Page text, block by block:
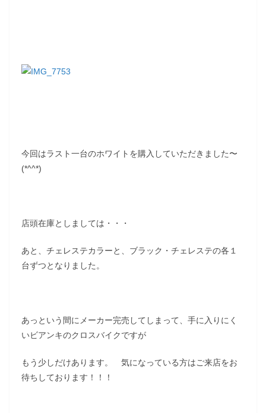
今回はラスト一台のホワイトを購入していただきました〜
(*^^*)
店頭在庫としましては・・・
あと、チェレステカラーと、ブラック・チェレステの各１
台ずつとなりました。
あっという間にメーカー完売してしまって、手に入りにく
いビアンキのクロスバイクですが
もう少しだけあります。 気になっている方はご来店をお
待ちしております！！！